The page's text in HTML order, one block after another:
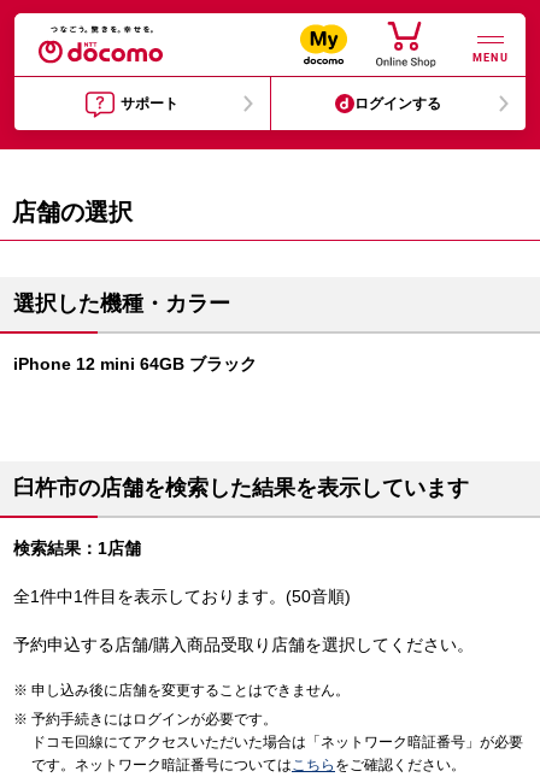
MENU
サポート ログインする
店舗の選択
選択した機種・カラー
iPhone 12 mini 64GB ブラック
臼杵市の店舗を検索した結果を表示しています
検索結果：1店舗
全1件中1件目を表示しております。(50音順)
予約申込する店舗/購入商品受取り店舗を選択してください。
申し込み後に店舗を変更することはできません。
予約手続きにはログインが必要です。
ドコモ回線にてアクセスいただいた場合は「ネットワーク暗証番号」が必要
です。ネットワーク暗証番号についてはこちら をご確認ください。